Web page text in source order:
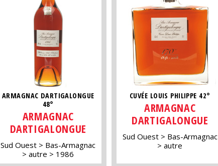
ARMAGNAC DARTIGALONGUE
48°
ARMAGNAC
DARTIGALONGUE
Sud Ouest
Bas-Armagnac
autre
1986
CUVÉE LOUIS PHILIPPE 42°
ARMAGNAC
DARTIGALONGUE
Sud Ouest
Bas-Armagnac
autre